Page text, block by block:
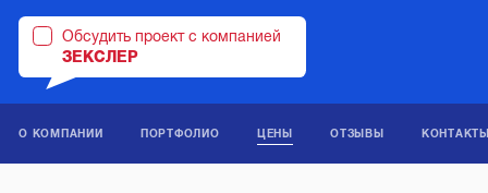
Обсудить проект с компанией
ЗЕКСЛЕР
О КОМПАНИИ ПОРТФОЛИО ЦЕНЫ ОТЗЫВЫ